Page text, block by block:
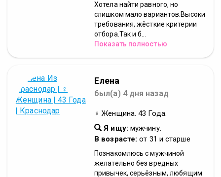
Хотела найти равного, но
слишком мало вариантов.Высоки
требования, жёсткие критерии
отбора.Так и б...
Показать полностью
Елена
был(а) 4 дня назад
♀ Женщина. 43 Года.
Я ищу: мужчину.
В возрасте: от 31 и старше
Познакомлюсь с мужчиной
желательно без вредных
привычек, серьёзным, любящим